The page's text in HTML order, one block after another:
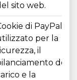
sito web.
di PayPal
per la
il
del
e la